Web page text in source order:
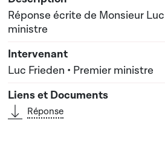
Réponse écrite de Monsieur
ministre
Luc Frieden • Premier ministre
Réponse